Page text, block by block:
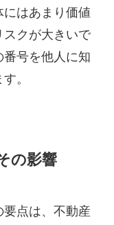
はあまり価値
スクが大きいで
号を他人に知
。
の影響
点は、不動産